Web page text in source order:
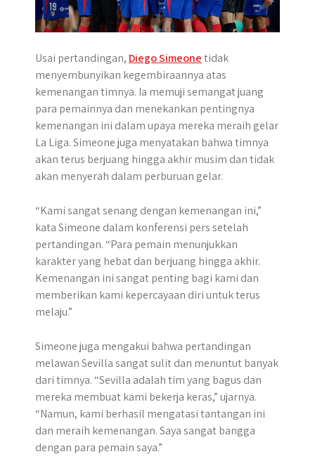
Usai pertandingan, Diego Simeonetidak
menyembunyikan kegembiraannya atas
kemenangan timnya. Ia memuji semangat juang
para pemainnya dan menekankan pentingnya
kemenangan ini dalam upaya mereka meraih gelar
La Liga. Simeone juga menyatakan bahwa timnya
akan terus berjuang hingga akhir musim dan tidak
akan menyerah dalam perburuan gelar.
“Kami sangat senang dengan kemenangan ini,”
kata Simeone dalam konferensi pers setelah
pertandingan. “Para pemain menunjukkan
karakter yang hebat dan berjuang hingga akhir.
Kemenangan ini sangat penting bagi kami dan
memberikan kami kepercayaan diri untuk terus
melaju.”
Simeone juga mengakui bahwa pertandingan
melawan Sevilla sangat sulit dan menuntut banyak
dari timnya. “Sevilla adalah tim yang bagus dan
mereka membuat kami bekerja keras,” ujarnya.
“Namun, kami berhasil mengatasi tantangan ini
dan meraih kemenangan. Saya sangat bangga
dengan para pemain saya.”